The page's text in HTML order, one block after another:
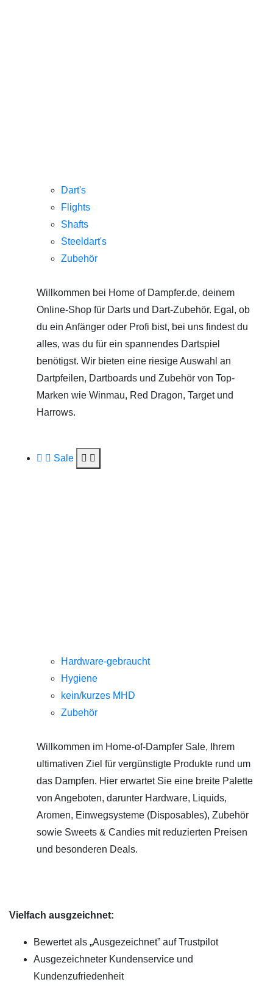
Dart's
Flights
Shafts
Steeldart's
Zubehör
Willkommen bei Home of Dampfer.de, deinem
Online-Shop für Darts und Dart-Zubehör. Egal, ob
du ein Anfänger oder Profi bist, bei uns findest du
alles, was du für ein spannendes Dartspiel
benötigst. Wir bieten eine riesige Auswahl an
Dartpfeilen, Dartboards und Zubehör von Top-
Marken wie Winmau, Red Dragon, Target und
Harrows.
Sale
Hardware-gebraucht
Hygiene
kein/kurzes MHD
Zubehör
Willkommen im Home-of-Dampfer Sale, Ihrem
ultimativen Ziel für vergünstigte Produkte rund um
das Dampfen. Hier erwartet Sie eine breite Palette
von Angeboten, darunter Hardware, Liquids,
Aromen, Einwegsysteme (Disposables), Zubehör
sowie Sweets & Candies mit reduzierten Preisen
und besonderen Deals.
Vielfach ausgzeichnet:
Bewertet als „Ausgezeichnet” auf Trustpilot
Ausgezeichneter Kundenservice und
Kundenzufriedenheit